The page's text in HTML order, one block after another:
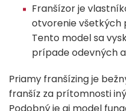
Franšízor je
otvorenie všetkých
Tento model sa
prípade odevných
Priamy franšízing je
franšíz za prítomnosti